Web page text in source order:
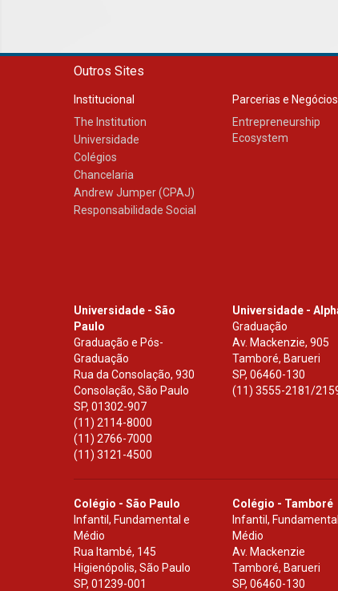
Outros Sites
Institucional
The Institution
Universidade
Colégios
Chancelaria
Andrew Jumper (CPAJ)
Responsabilidade Social
Parcerias e
Entrepreneurship
Ecosystem
Universidade - São
Paulo
Graduação e Pós-
Graduação
Rua da Consolação, 930
Consolação, São Paulo
SP, 01302-907
(11) 2114-8000
(11) 2766-7000
(11) 3121-4500
Universidade -
Graduação
Av. Mackenzie, 905
Tamboré, Barueri
SP,06460-130
(11) 3555-2181/
Colégio - São Paulo
Infantil, Fundamental e
Médio
Rua Itambé, 145
Higienópolis, São Paulo
SP, 01239-001
Colégio - Tamboré
Infantil,
Médio
Av. Mackenzie
Tamboré, Barueri
SP,06460-130